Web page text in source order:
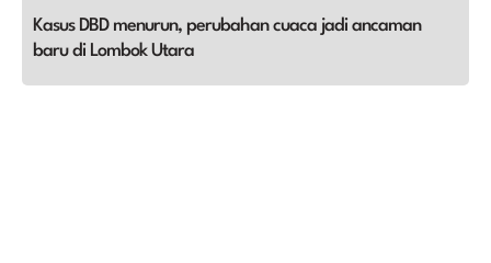
Kasus DBD menurun, perubahan cuaca jadi ancaman
baru di Lombok Utara